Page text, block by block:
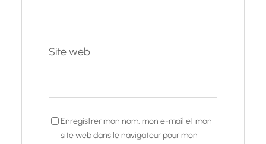
Site web
Enregistrer mon nom, mon e-mail et mon
site web dans le navigateur pour mon